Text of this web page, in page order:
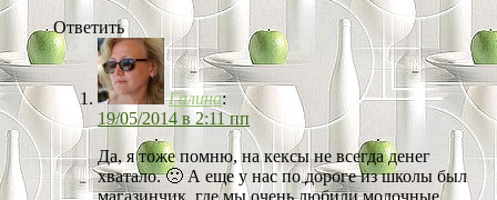
Ответить
Галина:
19/05/2014 в 2:11 пп
Да, я тоже помню, на кексы не всегда денег
хватало. 🙁 А еще у нас по дороге из школы был
магазинчик, где мы очень любили молочные